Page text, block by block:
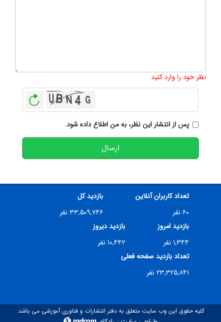
نظر خود را وارد کنید
پس از انتشار این نظر، به من اطلاع داده شود.
ارسال
تعداد کاربران آنلاین
۶۰ نفر
بازدید کل
۳۳,۵۰۹,۷۴۶ نفر
بازدید امروز
۱,۳۴۴ نفر
بازدید دیروز
۱۰,۴۴۲ نفر
تعداد بازدید صفحه فعلی
۲۳,۳۲۵,۸۴۱ نفر
کلیه حقوق این وب سایت متعلق به دفتر انتشارات و فناوری آموزشی می باشد.